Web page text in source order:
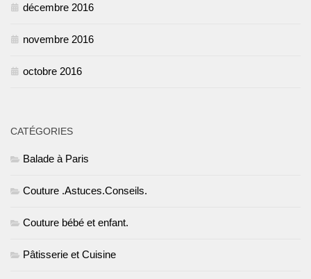
décembre 2016
novembre 2016
octobre 2016
CATÉGORIES
Balade à Paris
Couture .Astuces.Conseils.
Couture bébé et enfant.
Pâtisserie et Cuisine